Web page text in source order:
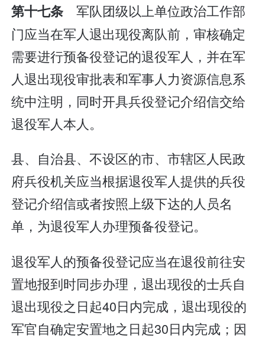
第十七条军队团级以上单位政治工作部
门应当在军人退出现役离队前，审核确定
需要进行预备役登记的退役军人，并在军
人退出现役审批表和军事人力资源信息系
统中注明，同时开具兵役登记介绍信交给
退役军人本人。
县、自治县、不设区的市、市辖区人民政
府兵役机关应当根据退役军人提供的兵役
登记介绍信或者按照上级下达的人员名
单，为退役军人办理预备役登记。
退役军人的预备役登记应当在退役前往安
置地报到时同步办理，退出现役的士兵自
退出现役之日起40日内完成，退出现役的
军官自确定安置地之日起30日内完成；因